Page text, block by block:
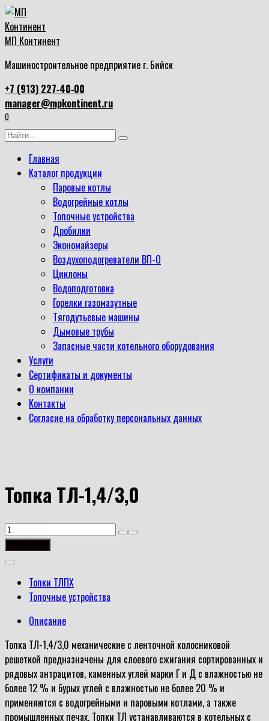
Перейти
к
содержанию
МП Континент
Машиностроительное предприятие г. Бийск
+7 (913) 227‑40‑00
manager@mpkontinent.ru
0
Search
Главная
Каталог продукции
Паровые котлы
Водогрейные котлы
Топочные устройства
Дробилки
Экономайзеры
Воздухоподогреватели ВП-О
Циклоны
Водоподготовка
Горелки газомазутные
Тягодутьевые машины
Дымовые трубы
Запасные части котельного оборудования
Услуги
Сертификаты и документы
О компании
Контакты
Согласие на обработку персональных данных
Топка ТЛ-1,4/3,0
Количество
товара
Топки ТЛПХ
Топочные устройства
Описание
Топка ТЛ-1,4/3,0 механические с ленточной колосниковой
решеткой предназначены для слоевого сжигания сортированных и
рядовых антрацитов, каменных углей марки Г и Д с влажностью не
более 12 % и бурых углей с влажностью не более 20 % и
применяются с водогрейными и паровыми котлами, а также
промышленных печах. Топки ТЛ устанавливаются в котельных с